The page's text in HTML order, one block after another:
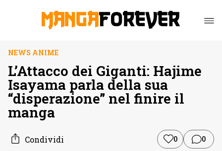
NEWS ANIME
L’Attacco dei Giganti: Hajime
Isayama parla della sua
“disperazione” nel finire il
manga
Condividi 0 0